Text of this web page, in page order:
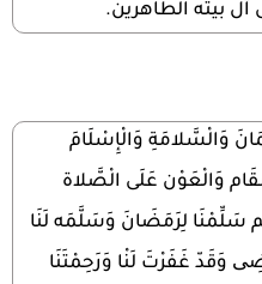
بيته الطاهرين.
وَالْسَّلامَةِ وَالْإِسْلَامَ
وَالْعَوْن عَلَى الْصَّلاة
سَلِّمْنَا لِرَمَضَانَ وَسَلَّمَه لَنَا
وَقَدّ غَفَرْتَ لَنْا وَرَحِمْتَنَا